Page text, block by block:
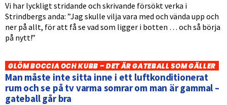
Vi har lyckligt stridande och skrivande försökt verka i
Strindbergs anda: ”Jag skulle vilja vara med och vända upp och
ner på allt, för att få se vad som ligger i botten … och så börja
på nytt!”
GLÖM BOCCIA OCH KUBB – DET ÄR GATEBALL SOM GÄLLER
Man måste inte sitta inne i ett luftkonditionerat
rum och se på tv varma somrar om man är gammal –
gateball går bra